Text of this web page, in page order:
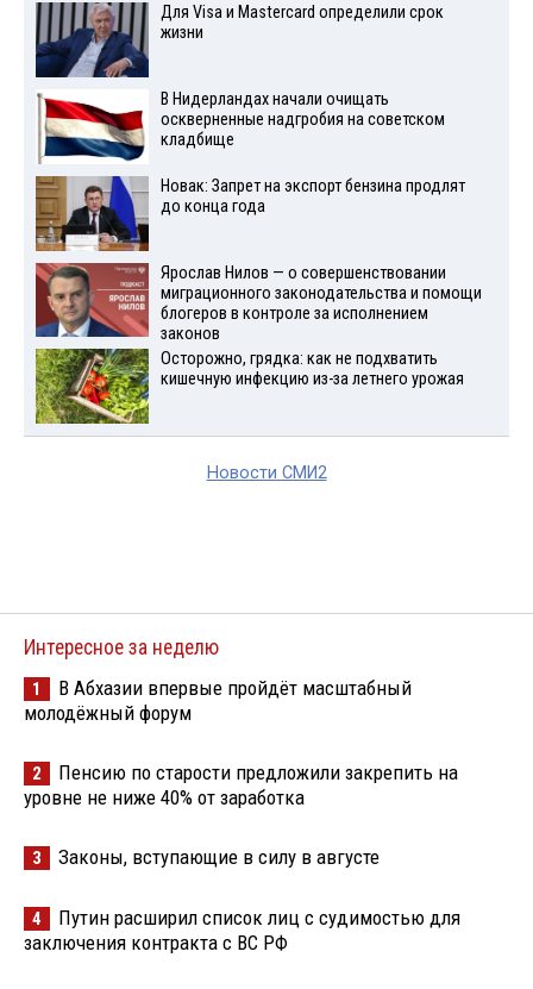
Для Visа и Mastercard определили срок
жизни
В Нидерландах начали очищать
оскверненные надгробия на советском
кладбище
Новак: Запрет на экспорт бензина продлят
до конца года
Ярослав Нилов — о совершенствовании
миграционного законодательства и помощи
блогеров в контроле за исполнением
законов
Осторожно, грядка: как не подхватить
кишечную инфекцию из-за летнего урожая
Новости СМИ2
Интересное за неделю
1
В Абхазии впервые пройдёт масштабный
молодёжный форум
2
Пенсию по старости предложили закрепить на
уровне не ниже 40% от заработка
3 Законы, вступающие в силу в августе
4
Путин расширил список лиц с судимостью для
заключения контракта с ВС РФ